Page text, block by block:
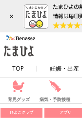
×
TOP 妊娠・出産
育児グッズ 病気・予防接種
ひよこクラブ アプリ